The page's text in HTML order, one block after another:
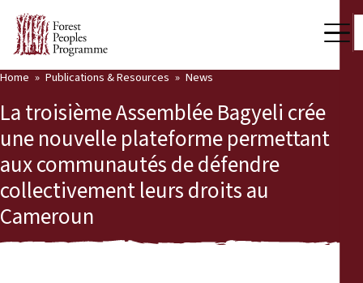
Our Work
Community Voices
Partners & Countries
Latest News
Publications & Resources
Home Publications & Resources News
La troisième Assemblée Bagyeli crée
une nouvelle plateforme permettant
aux communautés de défendre
collectivement leurs droits au
Cameroun